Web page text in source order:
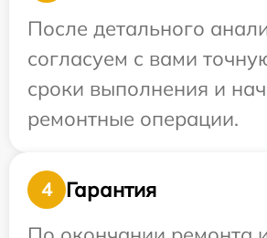
После детального
согласуем с вами
сроки выполнения и
ремонтные операции.
4
Гарантия